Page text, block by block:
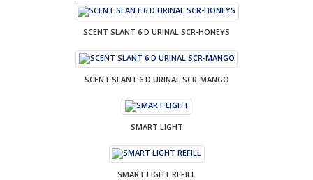
SCENT SLANT 6 D URINAL SCR-HONEYS
SCENT SLANT 6 D URINAL SCR-MANGO
SMART LIGHT
SMART LIGHT REFILL